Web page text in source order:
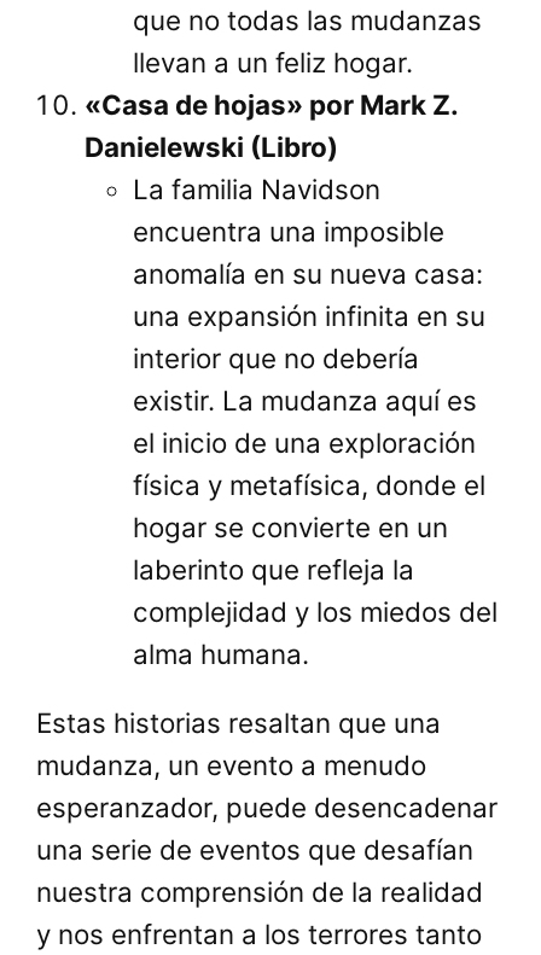
que no todas las mudanzas
llevan a un feliz hogar.
«Casa de hojas» por Mark Z.
Danielewski (Libro)
La familia Navidson
encuentra una imposible
anomalía en su nueva casa:
una expansión infinita en su
interior que no debería
existir. La mudanza aquí es
el inicio de una exploración
física y metafísica, donde el
hogar se convierte en un
laberinto que refleja la
complejidad y los miedos del
alma humana.
Estas historias resaltan que una
mudanza, un evento a menudo
esperanzador, puede desencadenar
una serie de eventos que desafían
nuestra comprensión de la realidad
y nos enfrentan a los terrores tanto